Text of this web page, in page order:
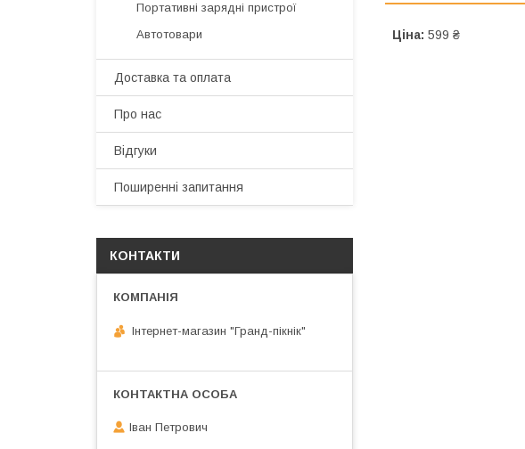
Ціна: 599 ₴
Портативні зарядні пристрої
Автотовари
Доставка та оплата
Про нас
Відгуки
Поширенні запитання
КОНТАКТИ
Інтернет-магазин "Гранд-пікнік"
Іван Петрович